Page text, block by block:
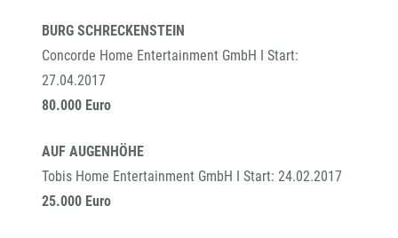
BURG SCHRECKENSTEIN
Concorde Home Entertainment GmbH I Start:
27.04.2017
80.000 Euro
AUF AUGENHÖHE
Tobis Home Entertainment GmbH I Start: 24.02.2017
25.000 Euro